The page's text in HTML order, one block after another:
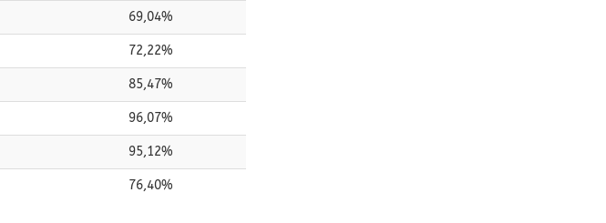
69,04%
72,22%
85,47%
96,07%
95,12%
76,40%